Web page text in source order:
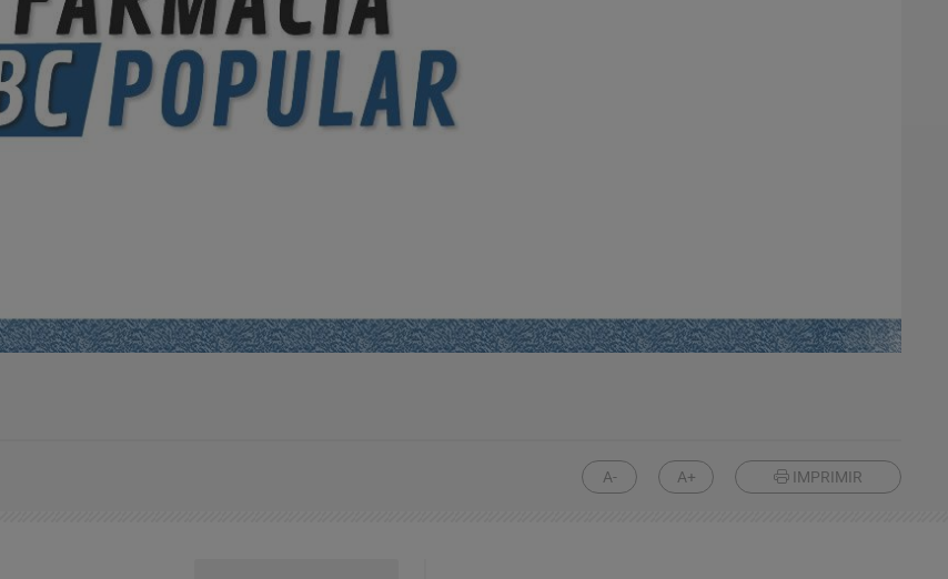
A- A+ IMPRIMIR